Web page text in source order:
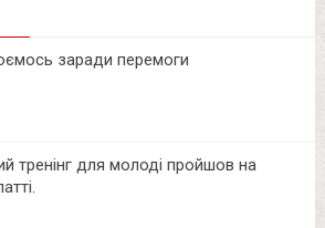
заради перемоги
тренінг для молоді пройшов на